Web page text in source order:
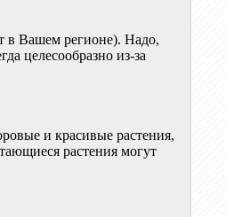
в Вашем регионе). Надо,
целесообразно из-за
и красивые растения,
растения могут